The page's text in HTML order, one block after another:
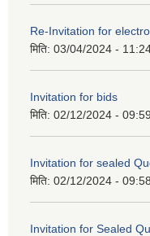
Re-Invitation for
मिति: 03/04/2024 -
Invitation for bids
मिति: 02/12/2024 - 09:59
Invitation for sealed
मिति: 02/12/2024 - 09:58
Invitation for Sealed